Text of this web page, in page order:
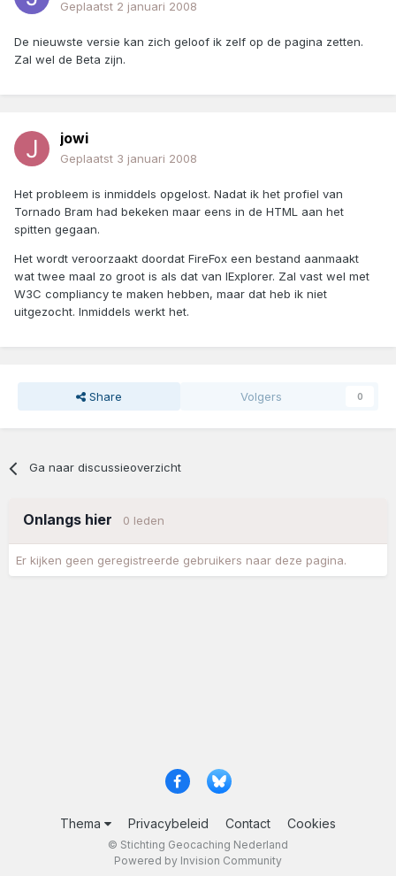
Geplaatst 2 januari 2008
De nieuwste versie kan zich geloof ik zelf op de pagina zetten.
Zal wel de Beta zijn.
jowi
Geplaatst 3 januari 2008
Het probleem is inmiddels opgelost. Nadat ik het profiel van
Tornado Bram had bekeken maar eens in de HTML aan het
spitten gegaan.
Het wordt veroorzaakt doordat FireFox een bestand aanmaakt
wat twee maal zo groot is als dat van IExplorer. Zal vast wel met
W3C compliancy te maken hebben, maar dat heb ik niet
uitgezocht. Inmiddels werkt het.
Share Volgers 0
Ga naar discussieoverzicht
Onlangs hier 0 leden
Er kijken geen geregistreerde gebruikers naar deze pagina.
Thema Privacybeleid Contact Cookies
© Stichting Geocaching Nederland
Powered by Invision Community